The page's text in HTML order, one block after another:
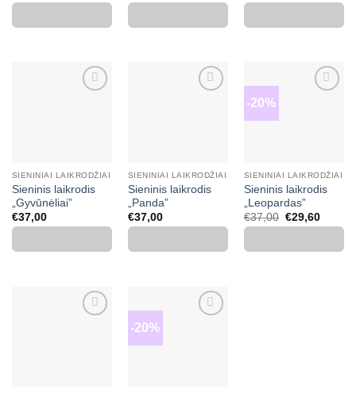
SIENINIAI LAIKRODŽIAI
Sieninis laikrodis
„Gyvūnėliai”
€37,00
SIENINIAI LAIKRODŽIAI
Sieninis laikrodis
„Panda”
€37,00
-20%
SIENINIAI LAIKRODŽIAI
Sieninis laikrodis
„Leopardas”
€37,00 Original
price
€29,60
price
-20%